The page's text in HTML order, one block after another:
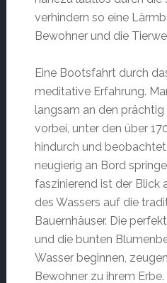
verhindern so eine
Bewohner und die
Eine Bootsfahrt durch
meditative Erfahrung.
langsam an den
vorbei, unter den über
hindurch und
neugierig an Bord
faszinierend ist der Blick
des Wassers auf die
Bauernhäuser. Die
und die bunten
Wasser beginnen,
Bewohner zu ihrem Erbe.